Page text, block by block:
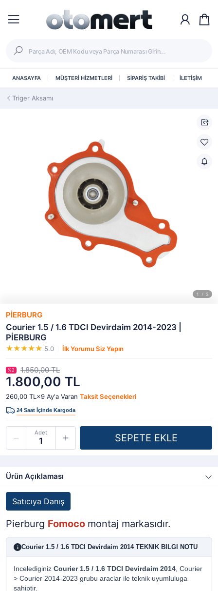
ANASAYFA MÜŞTERİ HİZMETLERİ SİPARİŞ TAKİBİ İLETİŞİM
Triger Aksamı
PİERBURG
Courier 1.5 / 1.6 TDCI Devirdaim 2014-2023 |
PİERBURG
5.0 İlk Yorumu Siz Yapın
1.800,00 TL
%2 1.850,00 TL
260,00 TL×9 Ay'a Varan Taksit Seçenekleri
Adet
Ürün Açıklaması
Satıcıya Danış
Pierburg Fomoco montaj markasıdır.
i Courier 1.5 / 1.6 TDCI Devirdaim 2014 TEKNIK BILGI NOTU
Incelediginiz Courier 1.5 / 1.6 TDCI Devirdaim 2014, Courier
> Courier 2014-2023 grubu araclar ile teknik uyumluluga
sahiptir.